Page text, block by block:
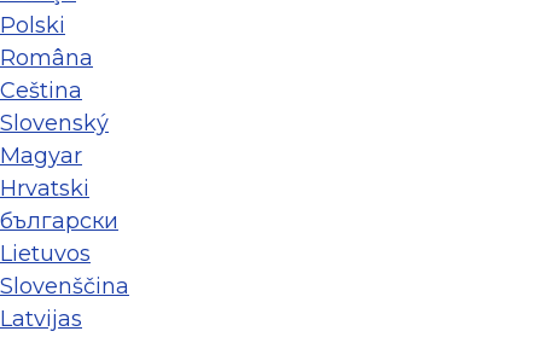
Polski
Româna
Ceština
Slovenský
Magyar
Hrvatski
български
Lietuvos
Slovenščina
Latvijas